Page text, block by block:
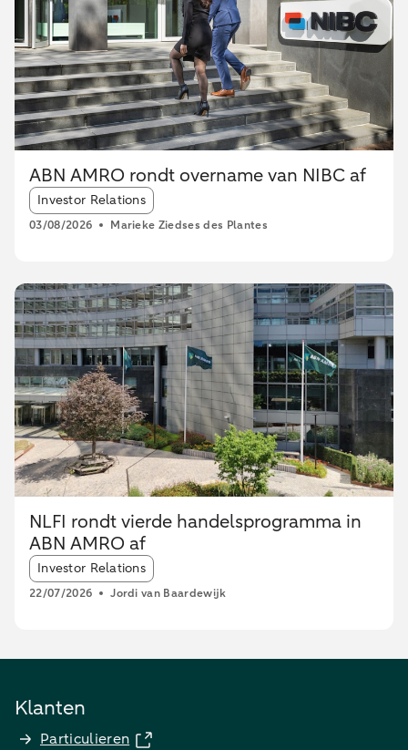
ABN AMRO rondt overname van NIBC af
Article tags:
Investor Relations
03/08/2026 Marieke Ziedses des Plantes
NLFI rondt vierde handelsprogramma in
ABN AMRO af
Article tags:
Investor Relations
22/07/2026 Jordi van Baardewijk
Klanten
Particulieren